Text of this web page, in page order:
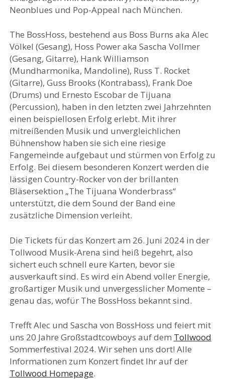
Neonblues und Pop-Appeal nach München.
The BossHoss, bestehend aus Boss Burns aka Alec
Völkel (Gesang), Hoss Power aka Sascha Vollmer
(Gesang, Gitarre), Hank Williamson
(Mundharmonika, Mandoline), Russ T. Rocket
(Gitarre), Guss Brooks (Kontrabass), Frank Doe
(Drums) und Ernesto Escobar de Tijuana
(Percussion), haben in den letzten zwei Jahrzehnten
einen beispiellosen Erfolg erlebt. Mit ihrer
mitreißenden Musik und unvergleichlichen
Bühnenshow haben sie sich eine riesige
Fangemeinde aufgebaut und stürmen von Erfolg zu
Erfolg. Bei diesem besonderen Konzert werden die
lässigen Country-Rocker von der brillanten
Bläsersektion „The Tijuana Wonderbrass“
unterstützt, die dem Sound der Band eine
zusätzliche Dimension verleiht.
Die Tickets für das Konzert am 26. Juni 2024 in der
Tollwood Musik-Arena sind heiß begehrt, also
sichert euch schnell eure Karten, bevor sie
ausverkauft sind. Es wird ein Abend voller Energie,
großartiger Musik und unvergesslicher Momente –
genau das, wofür The BossHoss bekannt sind.
Trefft Alec und Sascha von BossHoss und feiert mit
uns 20 Jahre Großstadtcowboys auf dem Tollwood
Sommerfestival 2024. Wir sehen uns dort! Alle
Informationen zum Konzert findet Ihr auf der
Tollwood Homepage.